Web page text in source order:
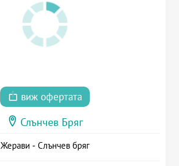
виж офертата
Слънчев Бряг
Жерави - Слънчев бряг